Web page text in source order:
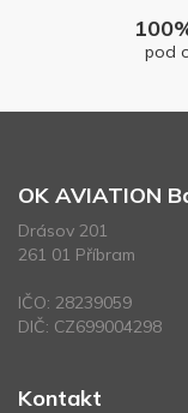
pod
OK AVIATION
Drásov 201
261 01 Příbram
IČO: 28239059
DIČ: CZ699004298
Kontakt